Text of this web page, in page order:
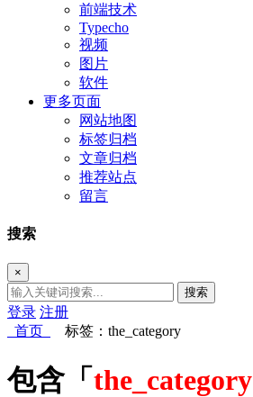
前端技术
Typecho
视频
图片
软件
更多页面
网站地图
标签归档
文章归档
推荐站点
留言
搜索
×
搜索
登录 注册
首页
标签：the_category
包含「 the_category